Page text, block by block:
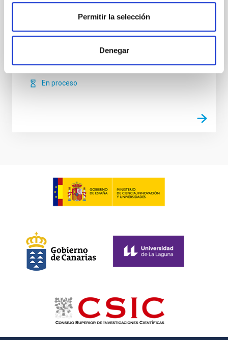
Permitir la selección
Denegar
Convenio Colectivo del Consorcio Público Instituto de
Astrofísica de Canarias, por el sistema general de
funciones: Apoyo en el impulso
12/05/2026
Plazo de presentación hasta el
09/06/2026
En proceso